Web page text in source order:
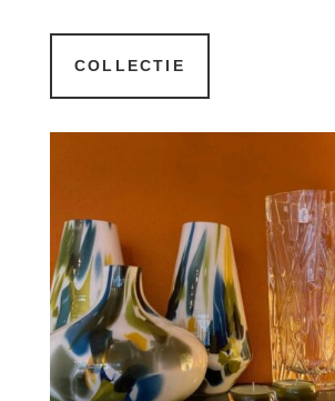
COLLECTIE